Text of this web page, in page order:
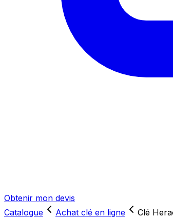
Obtenir mon devis
Catalogue
Achat clé en ligne Clé